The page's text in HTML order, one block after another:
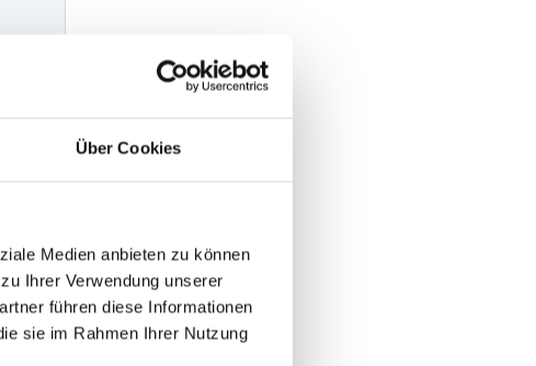
Über Cookies
Medien anbieten zu können
Ihrer Verwendung unserer
führen diese Informationen
sie im Rahmen Ihrer Nutzung
oder
sind